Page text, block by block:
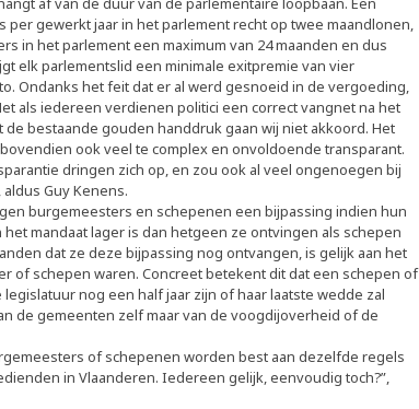
gewerkt jaar in het parlement recht op twee maandlonen,
in het parlement een maximum van 24 maanden en dus
elk parlementslid een minimale exitpremie van vier
Ondanks het feit dat er al werd gesnoeid in de vergoeding,
als iedereen verdienen politici een correct vangnet na het
de bestaande gouden handdruk gaan wij niet akkoord. Het
ook veel te complex en onvoldoende transparant.
dringen zich op, en zou ook al veel ongenoegen bij
Guy Kenens.
burgemeesters en schepenen een bijpassing indien hun
mandaat lager is dan hetgeen ze ontvingen als schepen
dat ze deze bijpassing nog ontvangen, is gelijk aan het
of schepen waren. Concreet betekent dit dat een schepen of
nog een half jaar zijn of haar laatste wedde zal
de gemeenten zelf maar van de voogdijoverheid of de
of schepenen worden best aan dezelfde regels
in Vlaanderen. Iedereen gelijk, eenvoudig toch?”,